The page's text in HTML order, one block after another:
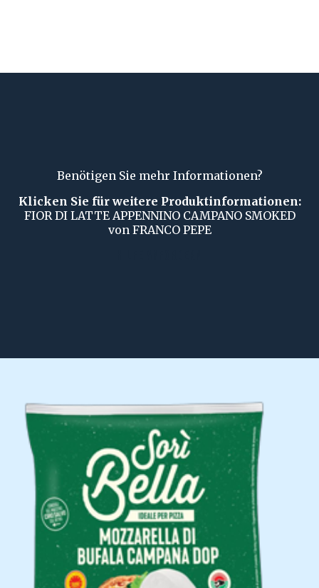
Benötigen Sie mehr Informationen?
Klicken Sie für weitere Produktinformationen:
FIOR DI LATTE APPENNINO CAMPANO SMOKED
von FRANCO PEPE